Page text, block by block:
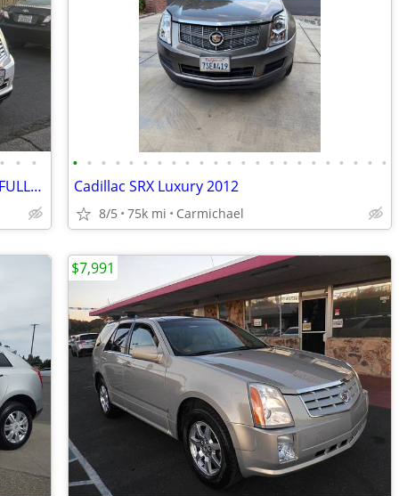
• •
2015 CADILLAC SRX , BACKUP CAMERA , FULLY LOADED , EXTRA CLEAN !
• • • • • • • • • • • • • • • • • • • • • • •
Cadillac SRX Luxury 2012
8/5 75k mi Carmichael
$7,991